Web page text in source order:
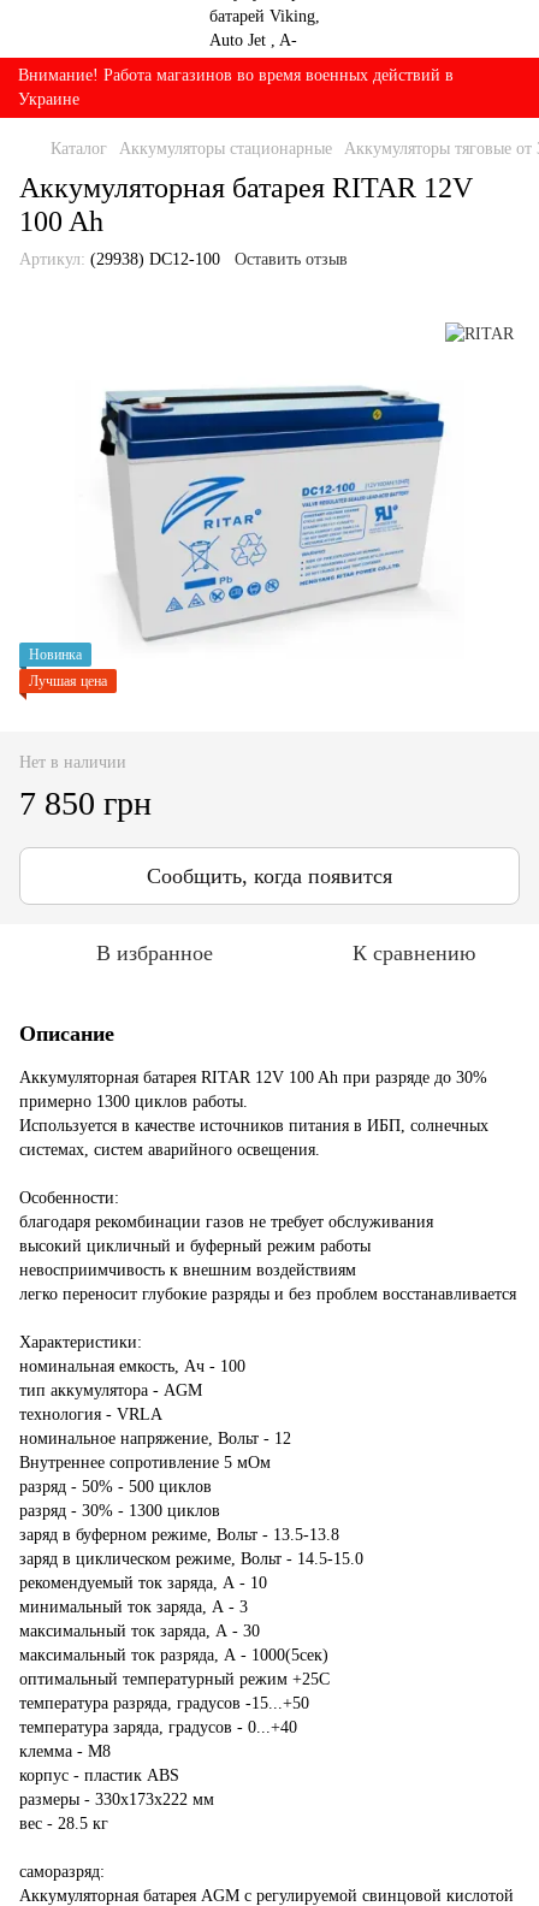
Внимание! Работа магазинов во время военных действий в
Украине
Каталог Аккумуляторы стационарные Аккумуляторы тяговые от
Аккумуляторная батарея RITAR 12V
100 Ah
Артикул: (29938) DC12-100 Оставить отзыв
Новинка
Лучшая цена
Нет в наличии
7 850 грн
Сообщить, когда появится
В избранное К сравнению
Описание
Аккумуляторная батарея RITAR 12V 100 Ah при разряде до 30%
примерно 1300 циклов работы.
Используется в качестве источников питания в ИБП, солнечных
системах, систем аварийного освещения.
Особенности:
благодаря рекомбинации газов не требует обслуживания
высокий цикличный и буферный режим работы
невосприимчивость к внешним воздействиям
легко переносит глубокие разряды и без проблем восстанавливается
Характеристики:
номинальная емкость, Ач - 100
тип аккумулятора - AGM
технология - VRLA
номинальное напряжение, Вольт - 12
Внутреннее сопротивление 5 мОм
разряд - 50% - 500 циклов
разряд - 30% - 1300 циклов
заряд в буферном режиме, Вольт - 13.5-13.8
заряд в циклическом режиме, Вольт - 14.5-15.0
рекомендуемый ток заряда, А - 10
минимальный ток заряда, А - 3
максимальный ток заряда, А - 30
максимальный ток разряда, А - 1000(5сек)
оптимальный температурный режим +25С
температура разряда, градусов -15...+50
температура заряда, градусов - 0...+40
клемма - М8
корпус - пластик ABS
размеры - 330х173х222 мм
вес - 28.5 кг
саморазряд:
Аккумуляторная батарея AGM с регулируемой свинцовой кислотой